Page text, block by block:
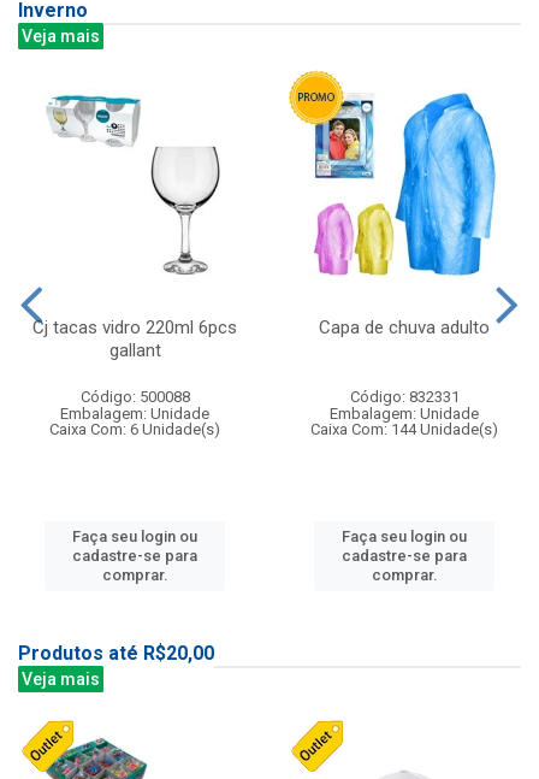
Inverno
Veja mais
Cj tacas vidro 220ml 6pcs
gallant
Código: 500088
Embalagem: Unidade
Caixa Com: 6 Unidade(s)
Faça seu login ou
cadastre-se para
comprar.
Capa de chuva adulto
Código: 832331
Embalagem: Unidade
Caixa Com: 144 Unidade(s)
Faça seu login ou
cadastre-se para
comprar.
Produtos até R$20,00
Veja mais